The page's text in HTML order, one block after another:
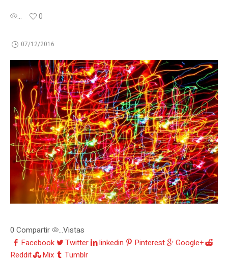
... 0
07/12/2016
0 Compartir ...Vistas
Facebook
Twitter linkedin Pinterest
Google+
Reddit
Mix Tumblr